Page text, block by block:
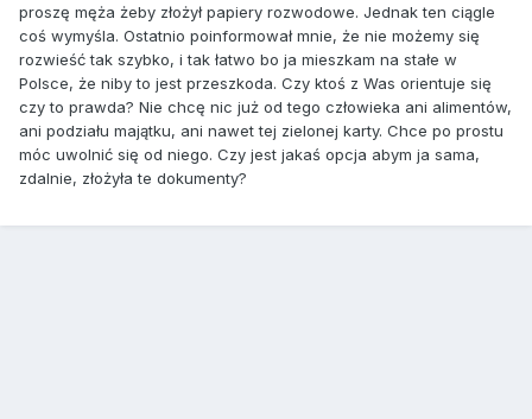
proszę męża żeby złożył papiery rozwodowe. Jednak ten ciągle
coś wymyśla. Ostatnio poinformował mnie, że nie możemy się
rozwieść tak szybko, i tak łatwo bo ja mieszkam na stałe w
Polsce, że niby to jest przeszkoda. Czy ktoś z Was orientuje się
czy to prawda? Nie chcę nic już od tego człowieka ani alimentów,
ani podziału majątku, ani nawet tej zielonej karty. Chce po prostu
móc uwolnić się od niego. Czy jest jakaś opcja abym ja sama,
zdalnie, złożyła te dokumenty?